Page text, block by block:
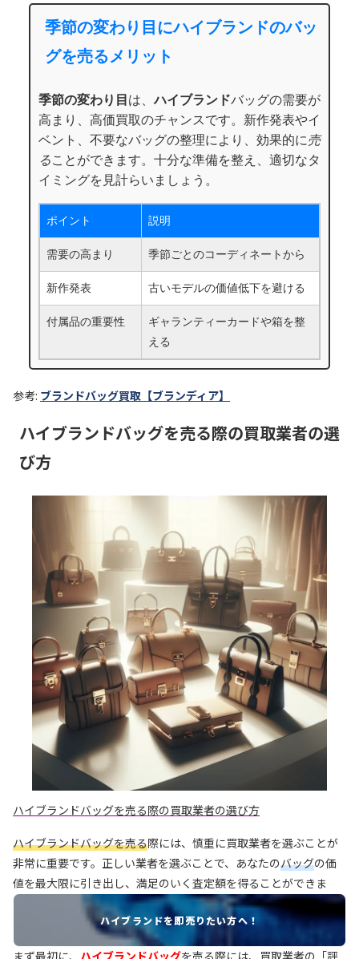
季節の変わり目にハイブランドのバッ
グを売るメリット
季節の変わり目 は、ハイブランドバッグの需要が
高まり、高価買取のチャンスです。新作発表やイ
ベント、不要なバッグの整理により、効果的に売
ることができます。十分な準備を整え、適切なタ
イミングを見計らいましょう。
ポイント 説明
需要の高まり 季節ごとのコーディネートから
新作発表 古いモデルの価値低下を避ける
付属品の重要性
ギャランティーカードや箱を整
える
参考: ブランドバッグ買取【ブランディア】
ハイブランドバッグを売る際の買取業者の選
び方
ハイブランドバッグを売る際の買取業者の選び方
ハイブランドバッグを売る際には、慎重に買取業者を選ぶことが
非常に重要です。正しい業者を選ぶことで、あなたのバッグの価
値を最大限に引き出し、満足のいく査定額を得ることができま
す。ここでは、選ぶべき買取業者の特徴や注意点について解説し
まず最初に、 ハイブランドバッグを売る際には、買取業者の「評
ハイブランドを即売りたい方へ！